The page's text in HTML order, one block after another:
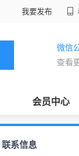
我要发布
微信
查看
会员中心
联系信息